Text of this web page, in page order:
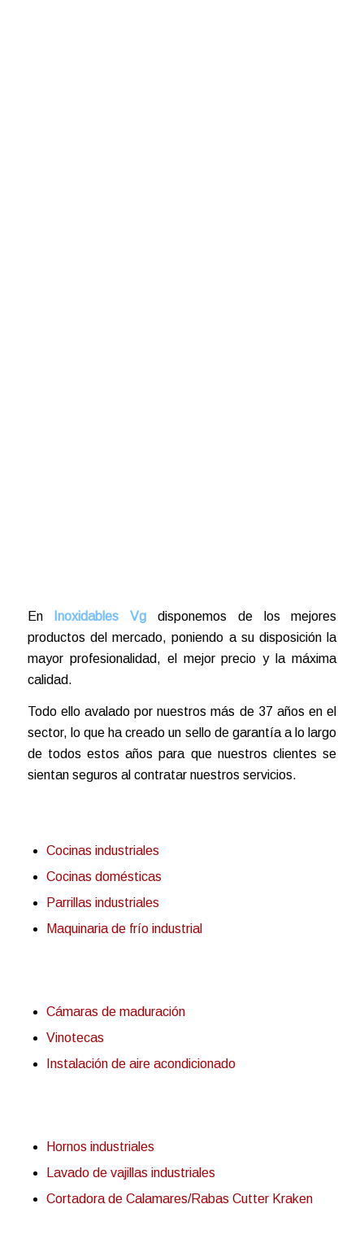
En Inoxidables Vgdisponemos de los mejores
productos del mercado, poniendo a su disposición la
mayor profesionalidad, el mejor precio y la máxima
calidad.
Todo ello avalado por nuestros más de 37 años en el
sector, lo que ha creado un sello de garantía a lo largo
de todos estos años para que nuestros clientes se
sientan seguros al contratar nuestros servicios.
Cocinas industriales
Cocinas domésticas
Parrillas industriales
Maquinaria de frío industrial
Cámaras de maduración
Vinotecas
Instalación de aire acondicionado
Hornos industriales
Lavado de vajillas industriales
Cortadora de Calamares/Rabas Cutter Kraken